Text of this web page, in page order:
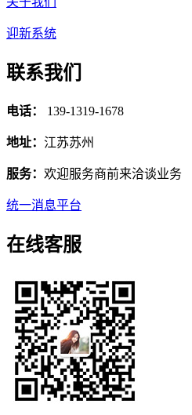
迎新系统
联系我们
电话： 139-1319-1678
地址： 江苏苏州
服务： 欢迎服务商前来洽谈业务
统一消息平台
在线客服